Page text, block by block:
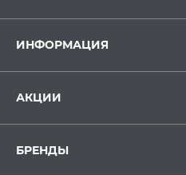
ИНФОРМАЦИЯ
АКЦИИ
БРЕНДЫ